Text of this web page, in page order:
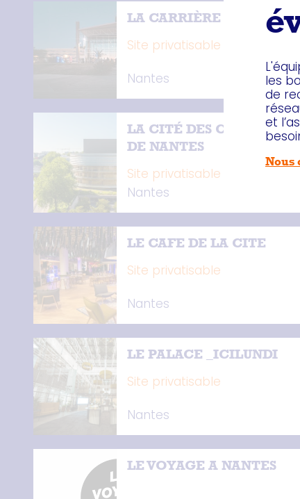
LA CARRIÈRE
Site privatisable
Nantes
LA CITÉ DES CONGRÈS
DE NANTES
Site privatisable
Nantes
LE CAFE DE LA CITE
Site privatisable
Nantes
LE PALACE _ICILUNDI
Site privatisable
Nantes
LE VOYAGE A NANTES
les
de
et
Nous